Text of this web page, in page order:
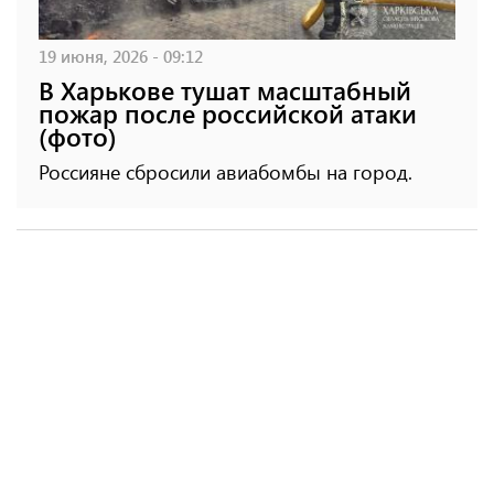
19 июня, 2026 - 09:12
В Харькове тушат масштабный
пожар после российской атаки
(фото)
Россияне сбросили авиабомбы на город.